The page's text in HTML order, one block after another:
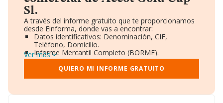
Sl.
A través del informe gratuito que te proporcionamos
desde Einforma, donde vas a encontrar:
Datos identificativos: Denominación, CIF,
Teléfono, Domicilio.
Informe Mercantil Completo (BORME).
Gráficos de Evolución Ventas y Empleados.
Consejo de Administración y Administradores.
Directivos y Ejecutivos.
Ver más
QUIERO MI INFORME GRATUITO